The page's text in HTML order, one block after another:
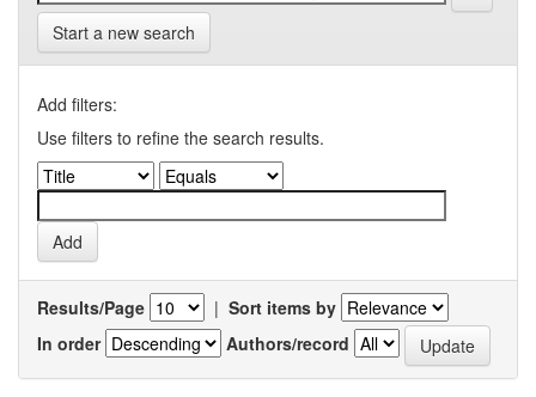
Start a new search
Add filters:
Use filters to refine the search results.
Results/Page | Sort items by
In order
Authors/record